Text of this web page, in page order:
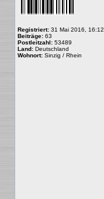
Registriert: 31 Mai 2016, 16:12
Beiträge: 63
Postleitzahl: 53489
Land: Deutschland
Wohnort: Sinzig / Rhein